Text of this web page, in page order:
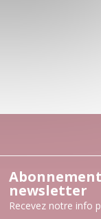
Abonnement
newsletter
Recevez notre info